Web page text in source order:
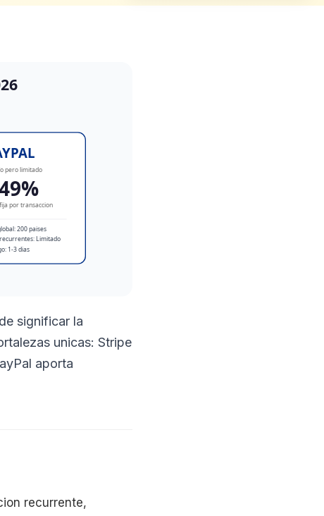
significar la
unicas: Stripe
aporta
recurrente,